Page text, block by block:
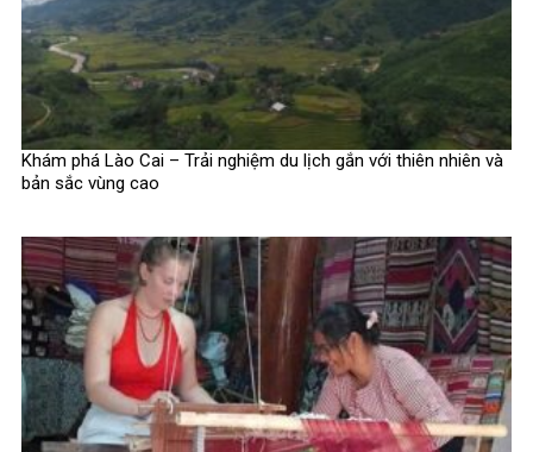
Khám phá Lào Cai – Trải nghiệm du lịch gắn với thiên nhiên và
bản sắc vùng cao